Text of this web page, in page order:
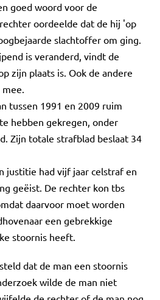
goed woord voor de
oordeelde dat de hij 'op
slachtoffer om ging.
is veranderd, vindt de
zijn plaats is. Ook de andere
tussen 1991 en 2009 ruim
hebben gekregen, onder
Zijn totale strafblad beslaat 34
justitie had vijf jaar celstraf en
geëist. De rechter kon tbs
daarvoor moet worden
een gebrekkige
stoornis heeft.
dat de man een stoornis
wilde de man niet